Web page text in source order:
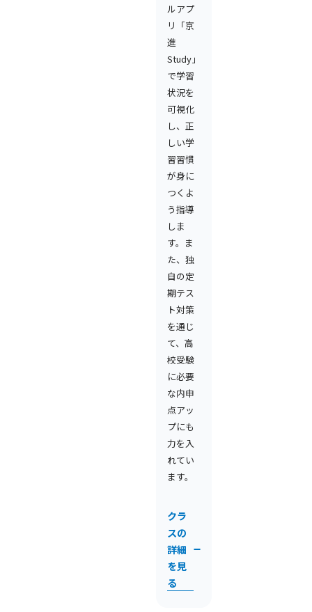
ルアプ
リ「京
進
Study」
で学習
状況を
可視化
し、正
しい学
習習慣
が身に
つくよ
う指導
しま
す。ま
た、独
自の定
期テス
ト対策
を通じ
て、高
校受験
に必要
な内申
点アッ
プにも
力を入
れてい
ます。
クラ
スの
詳細
を見
る